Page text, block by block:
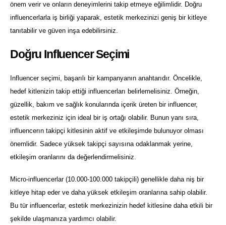
önem verir ve onların deneyimlerini takip etmeye eğilimlidir. Doğru
influencerlarla iş birliği yaparak, estetik merkezinizi geniş bir kitleye
tanıtabilir ve güven inşa edebilirsiniz.
Doğru Influencer Seçimi
Influencer seçimi, başarılı bir kampanyanın anahtarıdır. Öncelikle,
hedef kitlenizin takip ettiği influencerları belirlemelisiniz. Örneğin,
güzellik, bakım ve sağlık konularında içerik üreten bir influencer,
estetik merkeziniz için ideal bir iş ortağı olabilir. Bunun yanı sıra,
influencerın takipçi kitlesinin aktif ve etkileşimde bulunuyor olması
önemlidir. Sadece yüksek takipçi sayısına odaklanmak yerine,
etkileşim oranlarını da değerlendirmelisiniz.
Micro-influencerlar (10.000-100.000 takipçili) genellikle daha niş bir
kitleye hitap eder ve daha yüksek etkileşim oranlarına sahip olabilir.
Bu tür influencerlar, estetik merkezinizin hedef kitlesine daha etkili bir
şekilde ulaşmanıza yardımcı olabilir.